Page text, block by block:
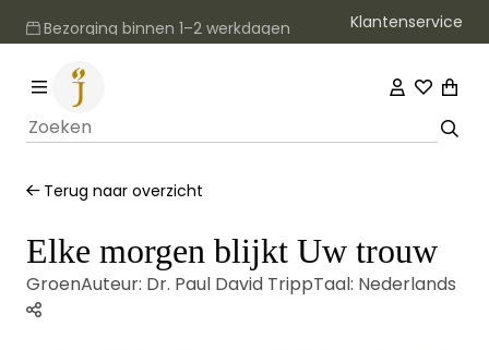
Bezorging binnen 1–2 werkdagen Klantenservice
Terug naar overzicht
Elke morgen blijkt Uw trouw
GroenAuteur: Dr. Paul David TrippTaal: Nederlands